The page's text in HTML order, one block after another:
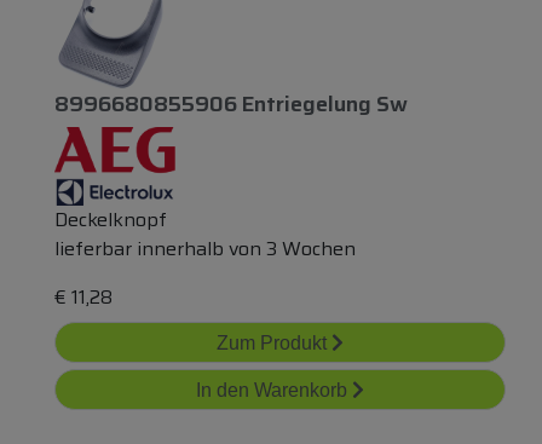
8996680855906 Entriegelung Sw
Deckelknopf
lieferbar innerhalb von 3 Wochen
€ 11,28
Zum Produkt
In den Warenkorb